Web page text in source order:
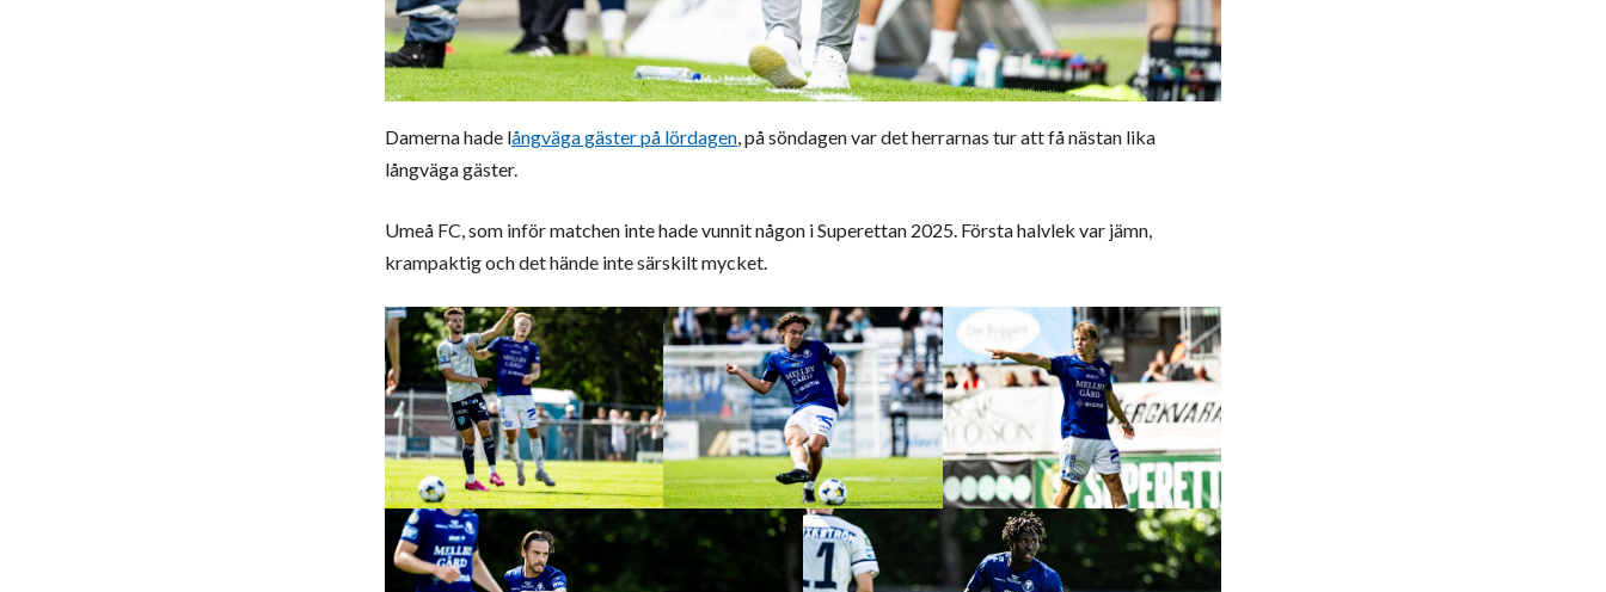
Damerna hade långväga gäster på lördagen, på söndagen var det herrarnas tur att få nästan lika
långväga gäster.
Umeå FC, som inför matchen inte hade vunnit någon i Superettan 2025. Första halvlek var jämn,
krampaktig och det hände inte särskilt mycket.